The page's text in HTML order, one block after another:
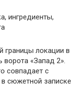
ингредиенты,
границы локации в
ворота «Запад 2».
совпадает с
сюжетной записке